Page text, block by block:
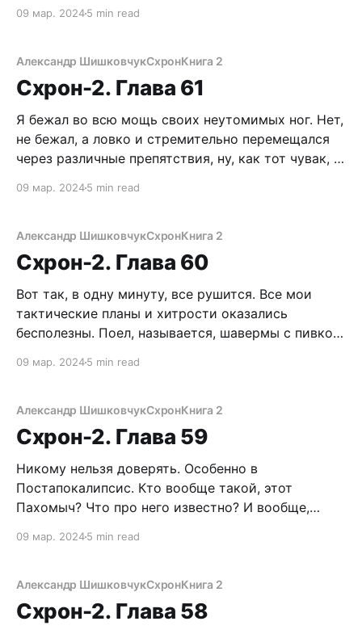
если квартиры? Взведя курок револьвера, я
Интересно, с кем она живет? Так и не узнал ведь,
09 мар. 20245 min read
Александр ШишковчукСхронКнига 2
Схрон-2. Глава 61
Я бежал во всю мощь своих неутомимых ног. Нет,
не бежал, а ловко и стремительно перемещался
через различные препятствия, ну, как тот чувак, в
вонючей рыбой, уворачивался от крюков,
сетки, набитые все той же… правильно, чертовой
вонючей рыбой!
09 мар. 20245 min read
Александр ШишковчукСхронКнига 2
Схрон-2. Глава 60
Вот так, в одну минуту, все рушится. Все мои
тактические планы и хитрости оказались
бесполезны. Поел, называется, шавермы с пивком.
документы? Конечно, я бы не побежал в Схрон за
передвигался бы по городу не так открыто. А
может,
09 мар. 20245 min read
Александр ШишковчукСхронКнига 2
Схрон-2. Глава 59
Никому нельзя доверять. Особенно в
Постапокалипсис. Кто вообще такой, этот
Пахомыч? Что про него известно? И вообще,
знакомого, живущего в оккупированном городе,
продуманный параноик со стажем, каким местом
думал? Блин, сейчас пендосцы повяжут Егорыча,
найдут мой рюкзак и Сайгу.
09 мар. 20245 min read
Александр ШишковчукСхронКнига 2
Схрон-2. Глава 58